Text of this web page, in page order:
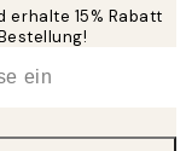
erhalte 15% Rabatt